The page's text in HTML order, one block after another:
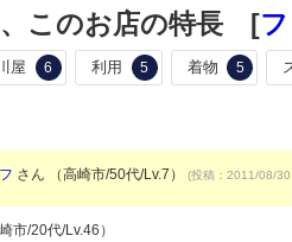
このお店の特長 [
屋 6 利用 5 着物 5
さん （高崎市/50代/Lv.7） (投稿：2011/08/
市/20代/Lv.46）